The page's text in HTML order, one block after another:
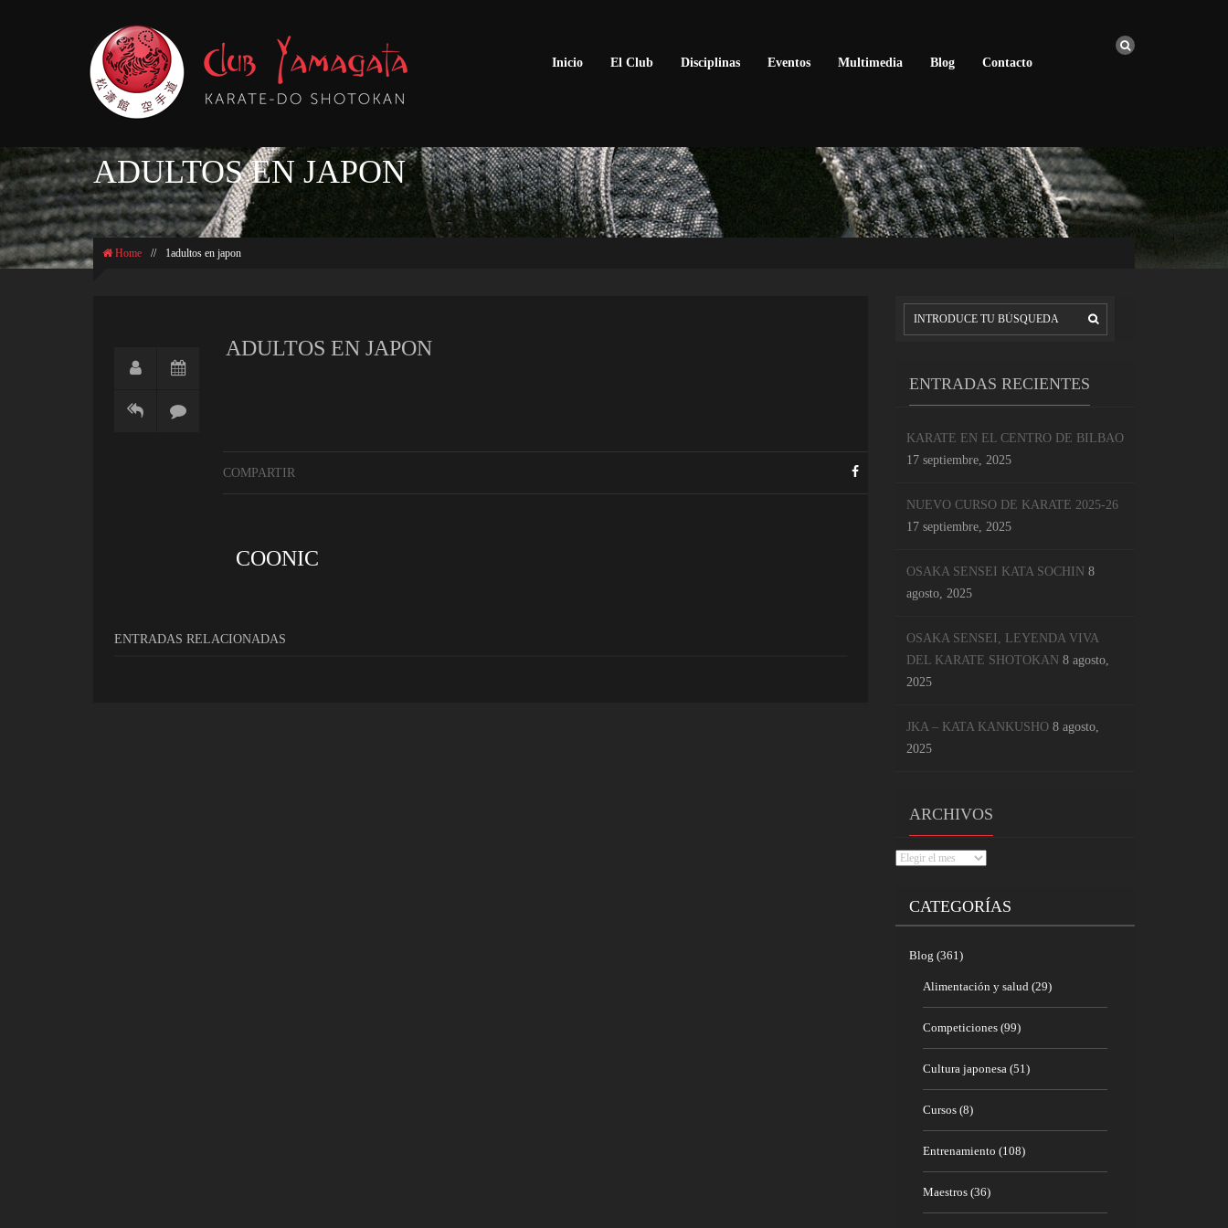
Inicio El Club Disciplinas Eventos Multimedia Blog Contacto
ADULTOS EN JAPON
Home // 1adultos en japon
ADULTOS EN JAPON
COMPARTIR
COONIC
ENTRADAS RELACIONADAS
ENTRADAS RECIENTES
KARATE EN EL CENTRO DE BILBAO
17 septiembre, 2025
NUEVO CURSO DE KARATE 2025-26
17 septiembre, 2025
OSAKA SENSEI KATA SOCHIN 8
agosto, 2025
OSAKA SENSEI, LEYENDA VIVA
DEL KARATE SHOTOKAN 8 agosto,
2025
JKA – KATA KANKUSHO 8 agosto,
2025
ARCHIVOS
Archivos
CATEGORÍAS
Blog (361)
Alimentación y salud(29)
Competiciones(99)
Cultura japonesa(51)
Cursos(8)
Entrenamiento (108)
Maestros(36)